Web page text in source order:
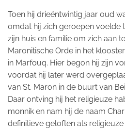
Toen hij drieëntwintig jaar oud
omdat hij zich geroepen voelde
zijn huis en familie om zich aan
Maronitische Orde in het
in Marfouq. Hier begon hij zijn
voordat hij later werd
van St. Maron in de buurt van
Daar ontving hij het religieuze
monnik en nam hij de naam
definitieve geloften als